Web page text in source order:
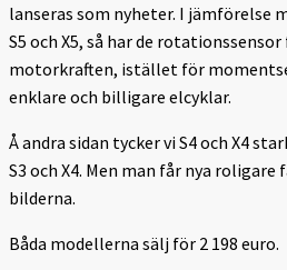
lanseras som nyheter. I jämförelse
S5 och X5, så har de
motorkraften, istället för
enklare och billigare elcyklar.
Å andra sidan tycker vi S4 och X4
S3 och X4. Men man får nya roligare
bilderna.
Båda modellerna sälj för 2 198 euro.